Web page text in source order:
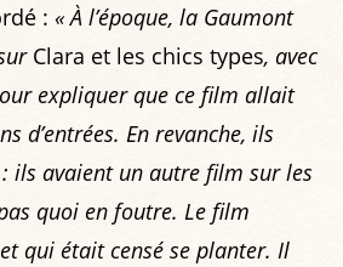
: « À l’époque, la Gaumont
Clara et les chics types, avec
expliquer que ce film allait
d’entrées. En revanche, ils
ils avaient un autre film sur les
quoi en foutre. Le film
qui était censé se planter. Il